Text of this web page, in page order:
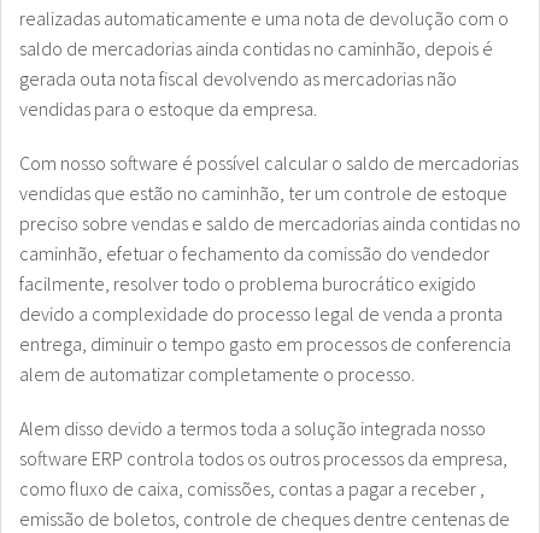
realizadas automaticamente e uma nota de devolução com o
saldo de mercadorias ainda contidas no caminhão, depois é
gerada outa nota fiscal devolvendo as mercadorias não
vendidas para o estoque da empresa.
Com nosso software é possível calcular o saldo de mercadorias
vendidas que estão no caminhão, ter um controle de estoque
preciso sobre vendas e saldo de mercadorias ainda contidas no
caminhão, efetuar o fechamento da comissão do vendedor
facilmente, resolver todo o problema burocrático exigido
devido a complexidade do processo legal de venda a pronta
entrega, diminuir o tempo gasto em processos de conferencia
alem de automatizar completamente o processo.
Alem disso devido a termos toda a solução integrada nosso
software ERP controla todos os outros processos da empresa,
como fluxo de caixa, comissões, contas a pagar a receber ,
emissão de boletos, controle de cheques dentre centenas de